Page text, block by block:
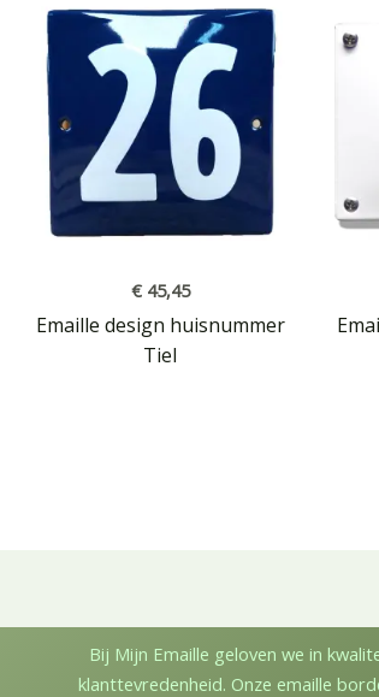
€45,45
Emaille design huisnummer
Tiel
Bij Mijn Emaille geloven we in
klanttevredenheid. Onze emaille